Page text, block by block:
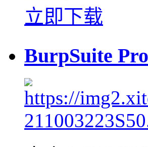
立即下载
BurpSuite